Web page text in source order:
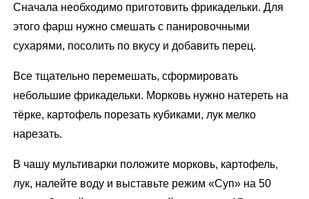
Сначала необходимо приготовить фрикадельки. Для
этого фарш нужно смешать с панировочными
сухарями, посолить по вкусу и добавить перец.
Все тщательно перемешать, сформировать
небольшие фрикадельки. Морковь нужно натереть на
тёрке, картофель порезать кубиками, лук мелко
нарезать.
В чашу мультиварки положите морковь, картофель,
лук, налейте воду и выставьте режим «Суп» на 50